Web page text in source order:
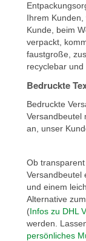
Ihrem
Kunde, beim
verpackt,
faustgroße,
recyclebar
Bedruckte
Bedruckte
Versandbeutel
an, unser
Ob
Versandbeutel
und einem
Alternative
(Infos zu DHL
werden.
persönliches